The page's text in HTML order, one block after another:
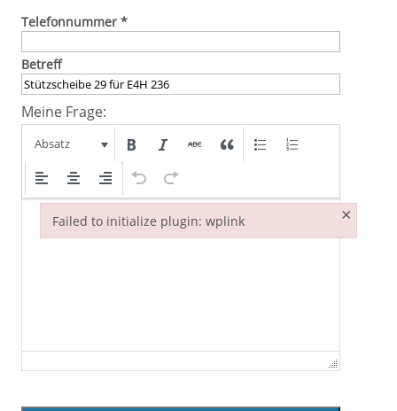
Telefonnummer *
Betreff
Meine Frage:
Absatz
Failed to initialize plugin: wplink ×
Failed to initialize plugin: wplink